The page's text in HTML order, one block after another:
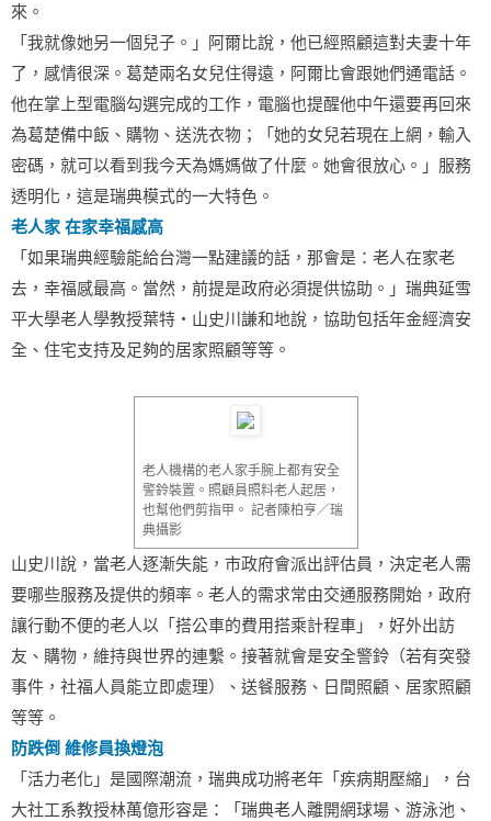
來。
「我就像她另一個兒子。」阿爾比說，他已經照顧這對夫妻十年
了，感情很深。葛楚兩名女兒住得遠，阿爾比會跟她們通電話。
他在掌上型電腦勾選完成的工作，電腦也提醒他中午還要再回來
為葛楚備中飯、購物、送洗衣物；「她的女兒若現在上網，輸入
密碼，就可以看到我今天為媽媽做了什麼。她會很放心。」服務
透明化，這是瑞典模式的一大特色。
老人家 在家幸福感高
「如果瑞典經驗能給台灣一點建議的話，那會是：老人在家老
去，幸福感最高。當然，前提是政府必須提供協助。」瑞典延雪
平大學老人學教授葉特‧山史川謙和地說，協助包括年金經濟安
全、住宅支持及足夠的居家照顧等等。
老人機構的老人家手腕上都有安全
警鈴裝置。照顧員照料老人起居，
也幫他們剪指甲。 記者陳柏亨／瑞
典攝影
山史川說，當老人逐漸失能，市政府會派出評估員，決定老人需
要哪些服務及提供的頻率。老人的需求常由交通服務開始，政府
讓行動不便的老人以「搭公車的費用搭乘計程車」，好外出訪
友、購物，維持與世界的連繫。接著就會是安全警鈴（若有突發
事件，社福人員能立即處理）、送餐服務、日間照顧、居家照顧
等等。
防跌倒 維修員換燈泡
「活力老化」是國際潮流，瑞典成功將老年「疾病期壓縮」，台
大社工系教授林萬億形容是：「瑞典老人離開網球場、游泳池、